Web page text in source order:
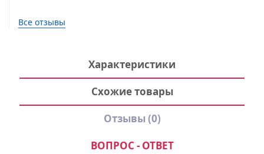
Все отзывы
Характеристики
Схожие товары
Отзывы (0)
ВОПРОС - ОТВЕТ